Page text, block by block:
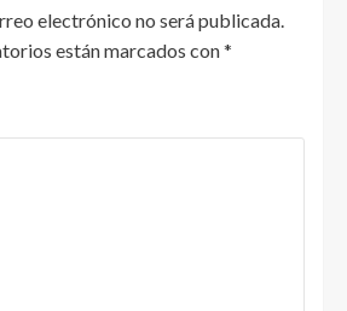
electrónico no será publicada.
están marcados con*